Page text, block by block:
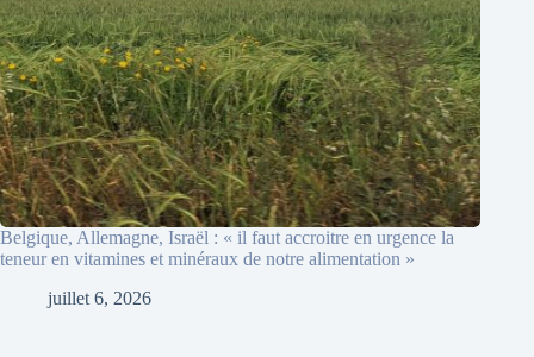
Belgique, Allemagne, Israël : « il faut accroitre en urgence la
teneur en vitamines et minéraux de notre alimentation »
juillet 6, 2026